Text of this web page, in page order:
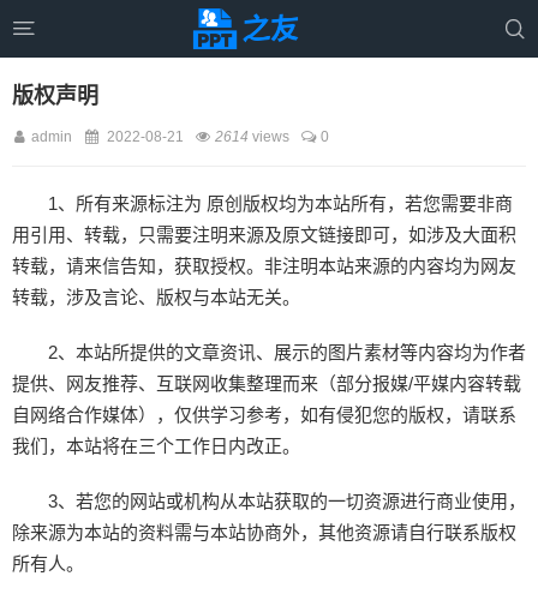
 
版权声明
admin 2022-08-21 2614 views 0
1、所有来源标注为 原创版权均为本站所有，若您需要非商
用引用、转载，只需要注明来源及原文链接即可，如涉及大面积
转载，请来信告知，获取授权。非注明本站来源的内容均为网友
转载，涉及言论、版权与本站无关。
2、本站所提供的文章资讯、展示的图片素材等内容均为作者
提供、网友推荐、互联网收集整理而来（部分报媒/平媒内容转载
自网络合作媒体），仅供学习参考，如有侵犯您的版权，请联系
我们，本站将在三个工作日内改正。
3、若您的网站或机构从本站获取的一切资源进行商业使用，
除来源为本站的资料需与本站协商外，其他资源请自行联系版权
所有人。